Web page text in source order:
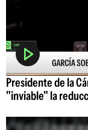
Presidente de la
"inviable" la